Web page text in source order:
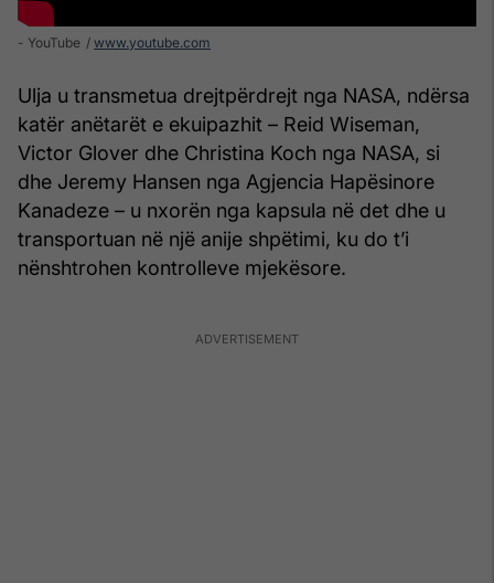
- YouTube www.youtube.com
Ulja u transmetua drejtpërdrejt nga NASA, ndërsa
katër anëtarët e ekuipazhit – Reid Wiseman,
Victor Glover dhe Christina Koch nga NASA, si
dhe Jeremy Hansen nga Agjencia Hapësinore
Kanadeze – u nxorën nga kapsula në det dhe u
transportuan në një anije shpëtimi, ku do t’i
nënshtrohen kontrolleve mjekësore.